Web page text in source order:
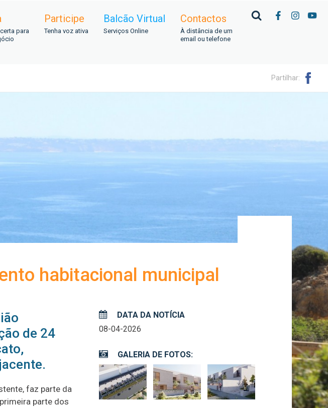
para
Participe
Tenha voz ativa
Balcão Virtual
Serviços Online
Contactos
À distância de um
email ou telefone
Partilhar:
habitacional municipal
de 24
faz parte da
parte dos
DATA DA NOTÍCIA
08-04-2026
GALERIA DE FOTOS: